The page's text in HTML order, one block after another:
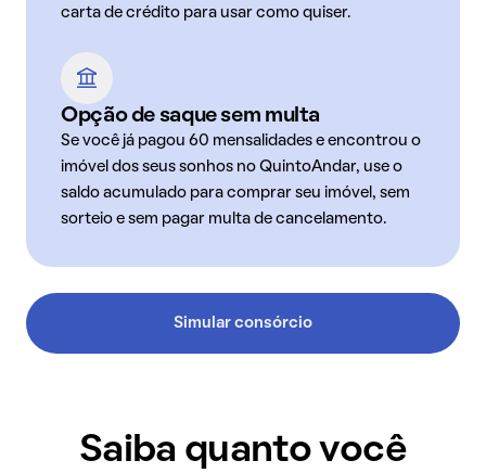
carta de crédito para usar como quiser.
Opção de saque sem multa
Se você já pagou 60 mensalidades e encontrou o
imóvel dos seus sonhos no QuintoAndar, use o
saldo acumulado para comprar seu imóvel, sem
sorteio e sem pagar multa de cancelamento.
Simular consórcio
Saiba quanto você